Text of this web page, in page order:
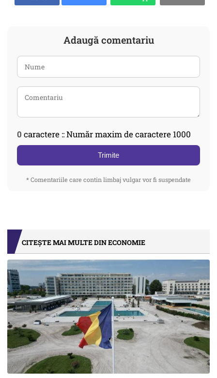
Adaugă comentariu
0 caractere :: Număr maxim de caractere 1000
Trimite
* Comentariile care contin limbaj vulgar vor fi suspendate
CITEȘTE MAI MULTE DIN ECONOMIE